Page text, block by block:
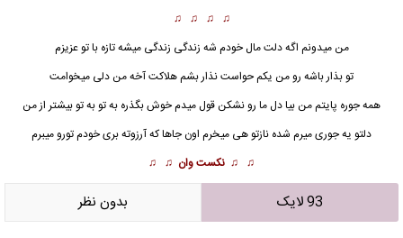
♫ ♫ ♫ ♫
من میدونم اگه دلت مال خودم شه زندگی زندگی میشه تازه با تو عزیزم
تو بذار باشه رو من یکم حواست نذار بشم هلاکت آخه من دلی میخوامت
همه جوره پایتم من بیا دل ما رو نشکن قول میدم خوش بگذره به تو به تو بیشتر از من
دلتو یه جوری میرم شده نازتو هی میخرم اون جاها که آرزوته بری خودم تورو میبرم
♫ ♫ نکست وان ♫ ♫
93 لایک بدون نظر